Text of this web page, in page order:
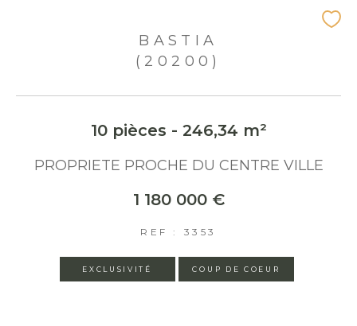
BASTIA
(20200)
10 pièces - 246,34 m²
PROPRIETE PROCHE DU CENTRE VILLE
1 180 000 €
REF : 3353
EXCLUSIVITÉ COUP DE COEUR